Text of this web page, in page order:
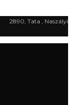
2890, Tata , Naszályi